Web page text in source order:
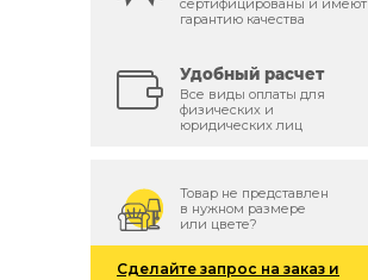
сертифицированы и имеют
гарантию качества
Удобный расчет
Все виды оплаты для
физических и
юридических лиц
Товар не представлен
в нужном размере
или цвете?
Сделайте запрос на заказ и